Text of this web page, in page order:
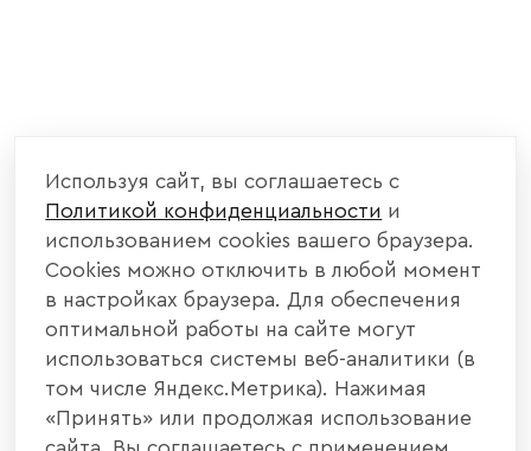
Используя сайт, вы соглашаетесь с
Политикой конфиденциальности и
использованием cookies вашего браузера.
Cookies можно отключить в любой момент
в настройках браузера. Для обеспечения
оптимальной работы на сайте могут
использоваться системы веб-аналитики (в
том числе Яндекс.Метрика). Нажимая
«Принять» или продолжая использование